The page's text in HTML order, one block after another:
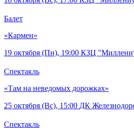
Балет
«Кармен»
19 октября (Пн), 19:00 КЗЦ
Спектакль
«Там на неведомых дорожках»
25 октября (Вс), 15:00 ДК
Спектакль